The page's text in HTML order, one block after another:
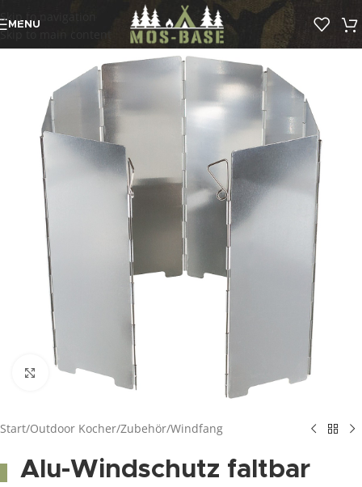
Skip to navigation
Skip to main content
MENU
Click to enlarge
Start/Outdoor Kocher/Zubehör/Windfang
Alu-Windschutz faltbar